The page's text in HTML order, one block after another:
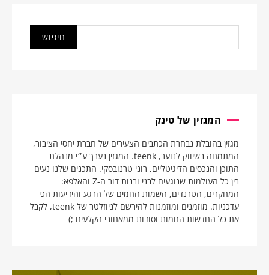
המגזין של טינק
מגזין בהובלת נבחרת הכתבים הצעירים של חברת יחסי הציבור,
המתמחה בשיווק לנוער, teenk. המגזין נערך ע״י מנהלת
התוכן והנכסים הדיגיטליים, רוני טרנובסקי. התכנים שלנו נעים
בין כל העולמות שנוגעים לבני ובנות דור ה-Z והאלפא:
המחקרים, הטרנדים, השמות החמים של הרגע והידיעות הכי
עדכניות. מוזמנים ומוזמנות להירשם לניוזלטר של teenk, לקבל
את כל החדשות החמות וסודות ממאחורי הקלעים ;)